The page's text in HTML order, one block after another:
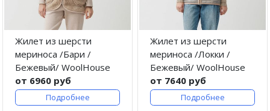
Жилет из шерсти
мериноса /Бари /
Бежевый/ WoolHouse
от 6960 руб
Подробнее
Жилет из шерсти
мериноса /Локки /
Бежевый/ WoolHouse
от 7640 руб
Подробнее